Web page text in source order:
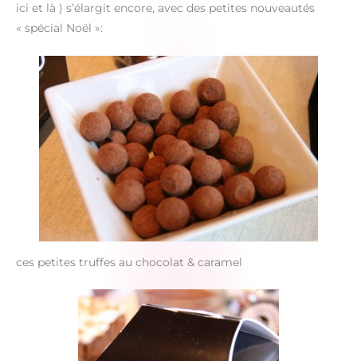
ici et là ) s’élargit encore, avec des petites nouveautés
« spécial Noël »:
ces petites truffes au chocolat & caramel